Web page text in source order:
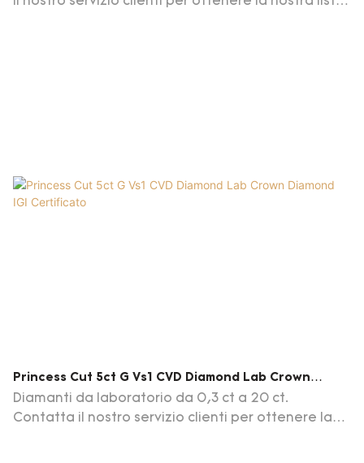
Princess Cut 5ct G Vs1 CVD Diamond Lab Crown
Diamond IGI Certificato
Diamanti da laboratorio da 0,3 ct a 20 ct.
Contatta il nostro servizio clienti per ottenere la